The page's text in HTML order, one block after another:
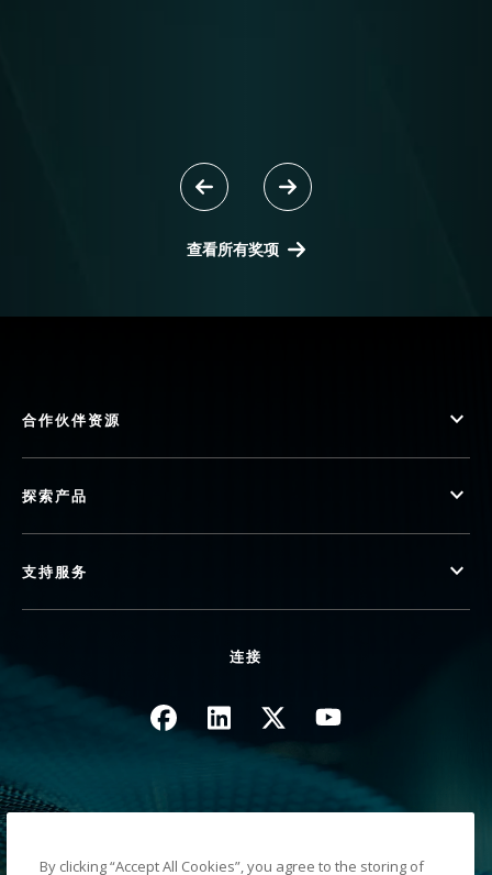
查看所有奖项
合作伙伴资源
探索产品
支持服务
连接
图像 图像 图像 图像
By clicking “Accept All Cookies”, you agree to the storing of